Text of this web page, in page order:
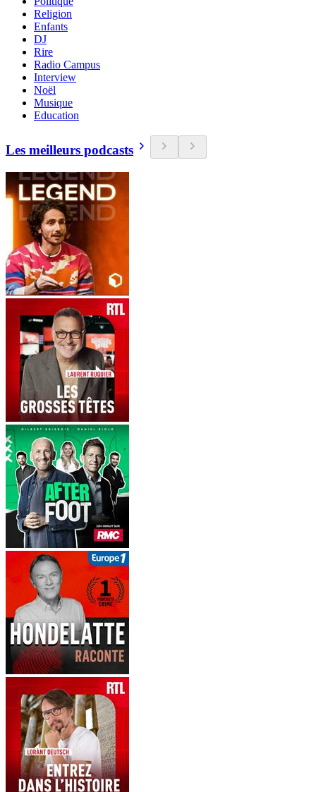
Religion
Enfants
DJ
Rire
Radio Campus
Interview
Noël
Musique
Education
Les meilleurs podcasts